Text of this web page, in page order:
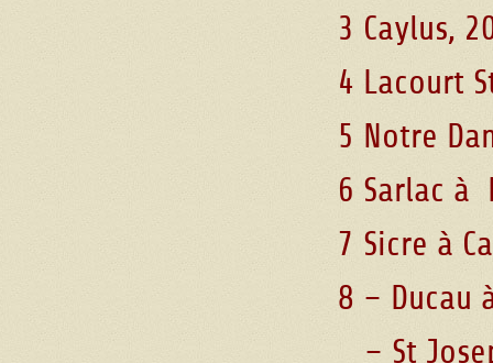
3 Caylus,
4 Lacourt
5 Notre
6 Sarlac à
7 Sicre à
8 – Ducau
– St